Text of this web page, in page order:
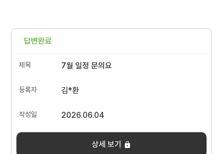
답변완료
7월 일정 문의요
김*환
2026.06.04
상세 보기